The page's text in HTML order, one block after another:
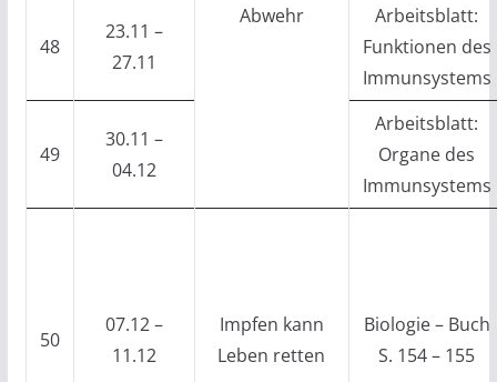
Abwehr
48
23.11 –
27.11
Arbeitsblatt:
Funktionen des
Immunsystems
49
30.11 –
04.12
Arbeitsblatt:
Organe des
Immunsystems
50
07.12 –
11.12
Impfen kann
Leben retten
Biologie – Buch
S. 154 – 155